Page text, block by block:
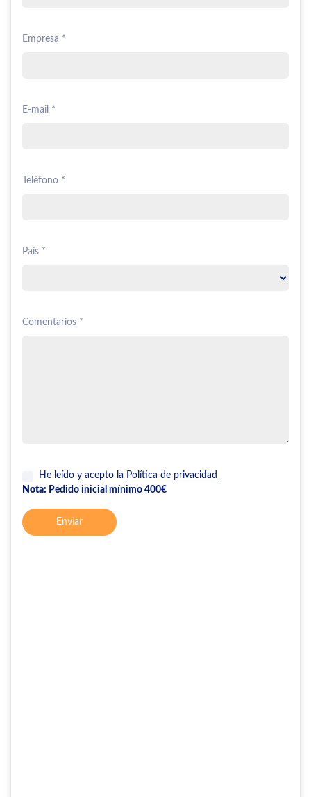
Empresa *
E-mail *
Teléfono *
País *
Comentarios *
He leído y acepto la Política de privacidad
Nota: Pedido inicial mínimo 400€
Enviar